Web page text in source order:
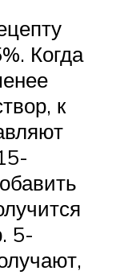
Когда
к
5-